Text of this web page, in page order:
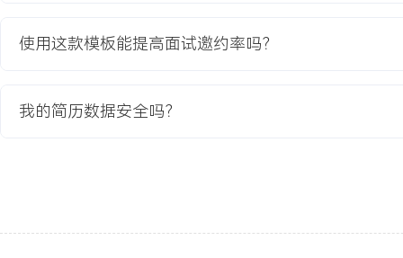
公司为实现从国内项目制部署向全球化、标准化SaaS服务模式转型
制化需求与独立扩缩容，成为制约公司第二增长曲线的最大瓶颈。
2.设计并落地多云与混合云架构：主导设计平台级的多云抽象层与混
使用这款模板能提高面试邀约率吗？
我的简历数据安全吗？